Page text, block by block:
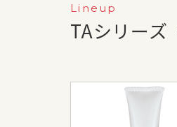
Lineup
TAシリーズ